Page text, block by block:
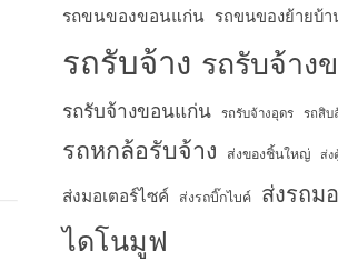
รถขนของขอนแก่น รถขนของย้ายบ้า
รถรับจ้าง รถรับจ้าง
รถรับจ้างขอนแก่น รถรับจ้างอุดร รถสิบ
รถหกล้อรับจ้าง ส่งของชิ้นใหญ่ ส่ง
ส่งมอเตอร์ไซค์ ส่งรถบิ๊กไบค์ ส่งรถม
ไดโนมูฟ